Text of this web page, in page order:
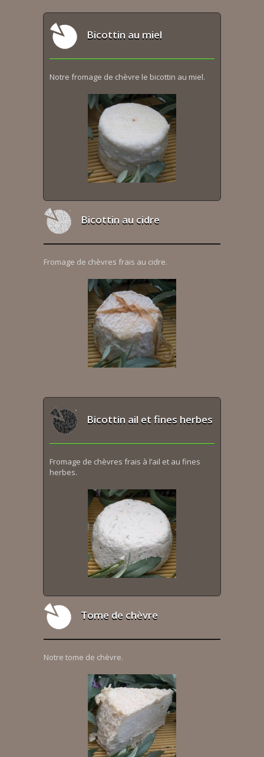
Bicottin au miel
Notre fromage de chèvre le bicottin au miel.
Bicottin au cidre
Fromage de chèvres frais au cidre.
Bicottin ail et fines herbes
Fromage de chèvres frais à l’ail et au fines
herbes.
Tome de chèvre
Notre tome de chèvre.